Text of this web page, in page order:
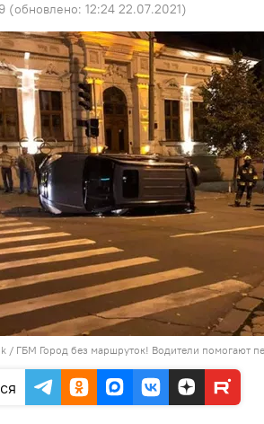
(обновлено: 12:24 22.07.2021)
/ ГБМ Город без маршруток! Водители помогают